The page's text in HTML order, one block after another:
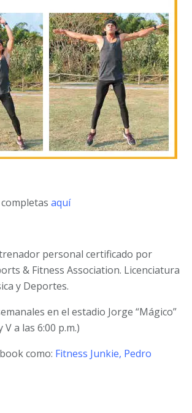
aquí
personal certificado por
& Fitness Association. Licenciatura
y Deportes.
en el estadio Jorge “Mágico”
V a las 6:00 p.m.)
como: Fitness Junkie, Pedro